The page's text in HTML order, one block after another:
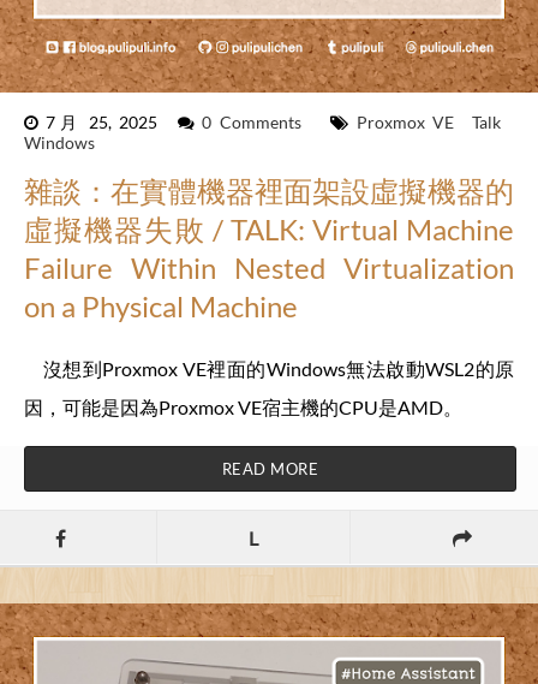
7月 25, 2025 0 Comments Proxmox VE
Talk
Windows
雜談：在實體機器裡面架設虛擬機器的
虛擬機器失敗 / TALK: Virtual Machine
Failure Within Nested Virtualization
on a Physical Machine
沒想到Proxmox VE裡面的Windows無法啟動WSL2的原
因，可能是因為Proxmox VE宿主機的CPU是AMD。
READ MORE
L